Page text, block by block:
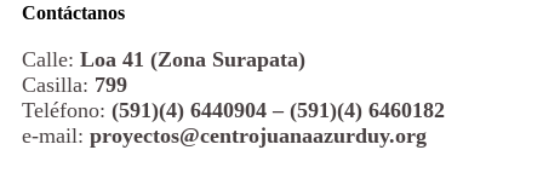
Contáctanos
Calle: Loa 41 (Zona Surapata)
Casilla: 799
Teléfono: (591)(4) 6440904 – (591)(4) 6460182
e-mail: proyectos@centrojuanaazurduy.org